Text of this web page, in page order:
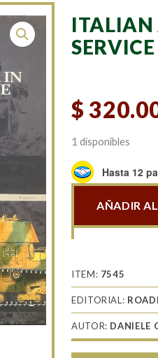
ITALIAN
$
1 disponibles
Hasta 12
Armour
German
Service
1943-
1945
cantidad
AÑADIR
ITEM: 7545
EDITORIAL:
AUTOR: DANIELE